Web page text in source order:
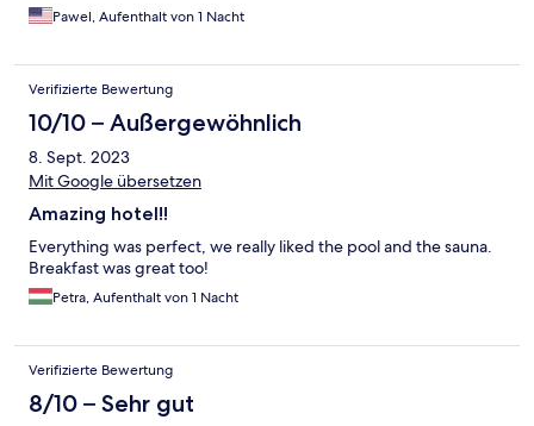
Pawel, Aufenthalt von 1 Nacht
Verifizierte Bewertung
10/10 – Außergewöhnlich
8. Sept. 2023
Mit Google übersetzen
Amazing hotel!!
Everything was perfect, we really liked the pool and the sauna.
Breakfast was great too!
Petra, Aufenthalt von 1 Nacht
Verifizierte Bewertung
8/10 – Sehr gut